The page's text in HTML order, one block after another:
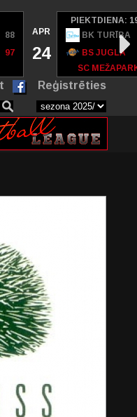
88
97
APR
24
PIEKTDIENA:
BK TURĪBA
BS JUGLA
SC
Reģistrēties